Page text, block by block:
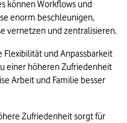
können Workflows und
enorm beschleunigen,
vernetzen und zentralisieren.
Flexibilität und Anpassbarkeit
einer höheren Zufriedenheit
Arbeit und Familie besser
Zufriedenheit sorgt für